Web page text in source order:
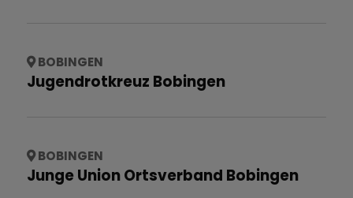
BOBINGEN
Jugendrotkreuz Bobingen
BOBINGEN
Junge Union Ortsverband Bobingen